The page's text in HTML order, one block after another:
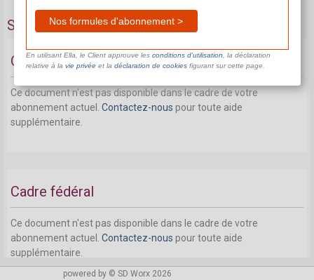
Stage d'insertion
Objectif
Ce document n'est pas disponible dans le cadre de votre
abonnement actuel. Contactez-nous pour toute aide
supplémentaire.
Cadre fédéral
Ce document n'est pas disponible dans le cadre de votre
abonnement actuel. Contactez-nous pour toute aide
supplémentaire.
powered by © SD Worx 2026
Nos formules d'abonnement >
En utilisant Ella, le Client approuve les conditions d’utilisation , la déclaration
relative à la vie privéeet la déclaration de cookiesfigurant sur cette page.